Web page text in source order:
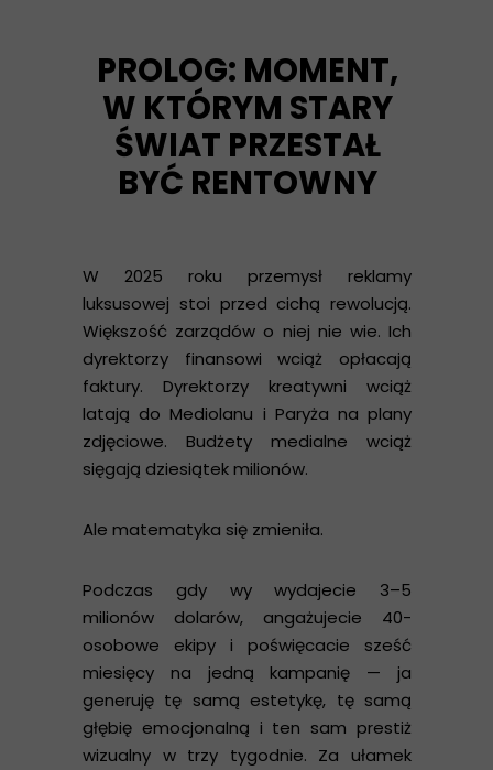
PROLOG: MOMENT,
W KTÓRYM STARY
ŚWIAT PRZESTAŁ
BYĆ RENTOWNY
W 2025 roku przemysł reklamy
luksusowej stoi przed cichą rewolucją.
Większość zarządów o niej nie wie. Ich
dyrektorzy finansowi wciąż opłacają
faktury. Dyrektorzy kreatywni wciąż
latają do Mediolanu i Paryża na plany
zdjęciowe. Budżety medialne wciąż
sięgają dziesiątek milionów.
Ale matematyka się zmieniła.
Podczas gdy wy wydajecie 3–5
milionów dolarów, angażujecie 40-
osobowe ekipy i poświęcacie sześć
miesięcy na jedną kampanię — ja
generuję tę samą estetykę, tę samą
głębię emocjonalną i ten sam prestiż
wizualny w trzy tygodnie. Za ułamek